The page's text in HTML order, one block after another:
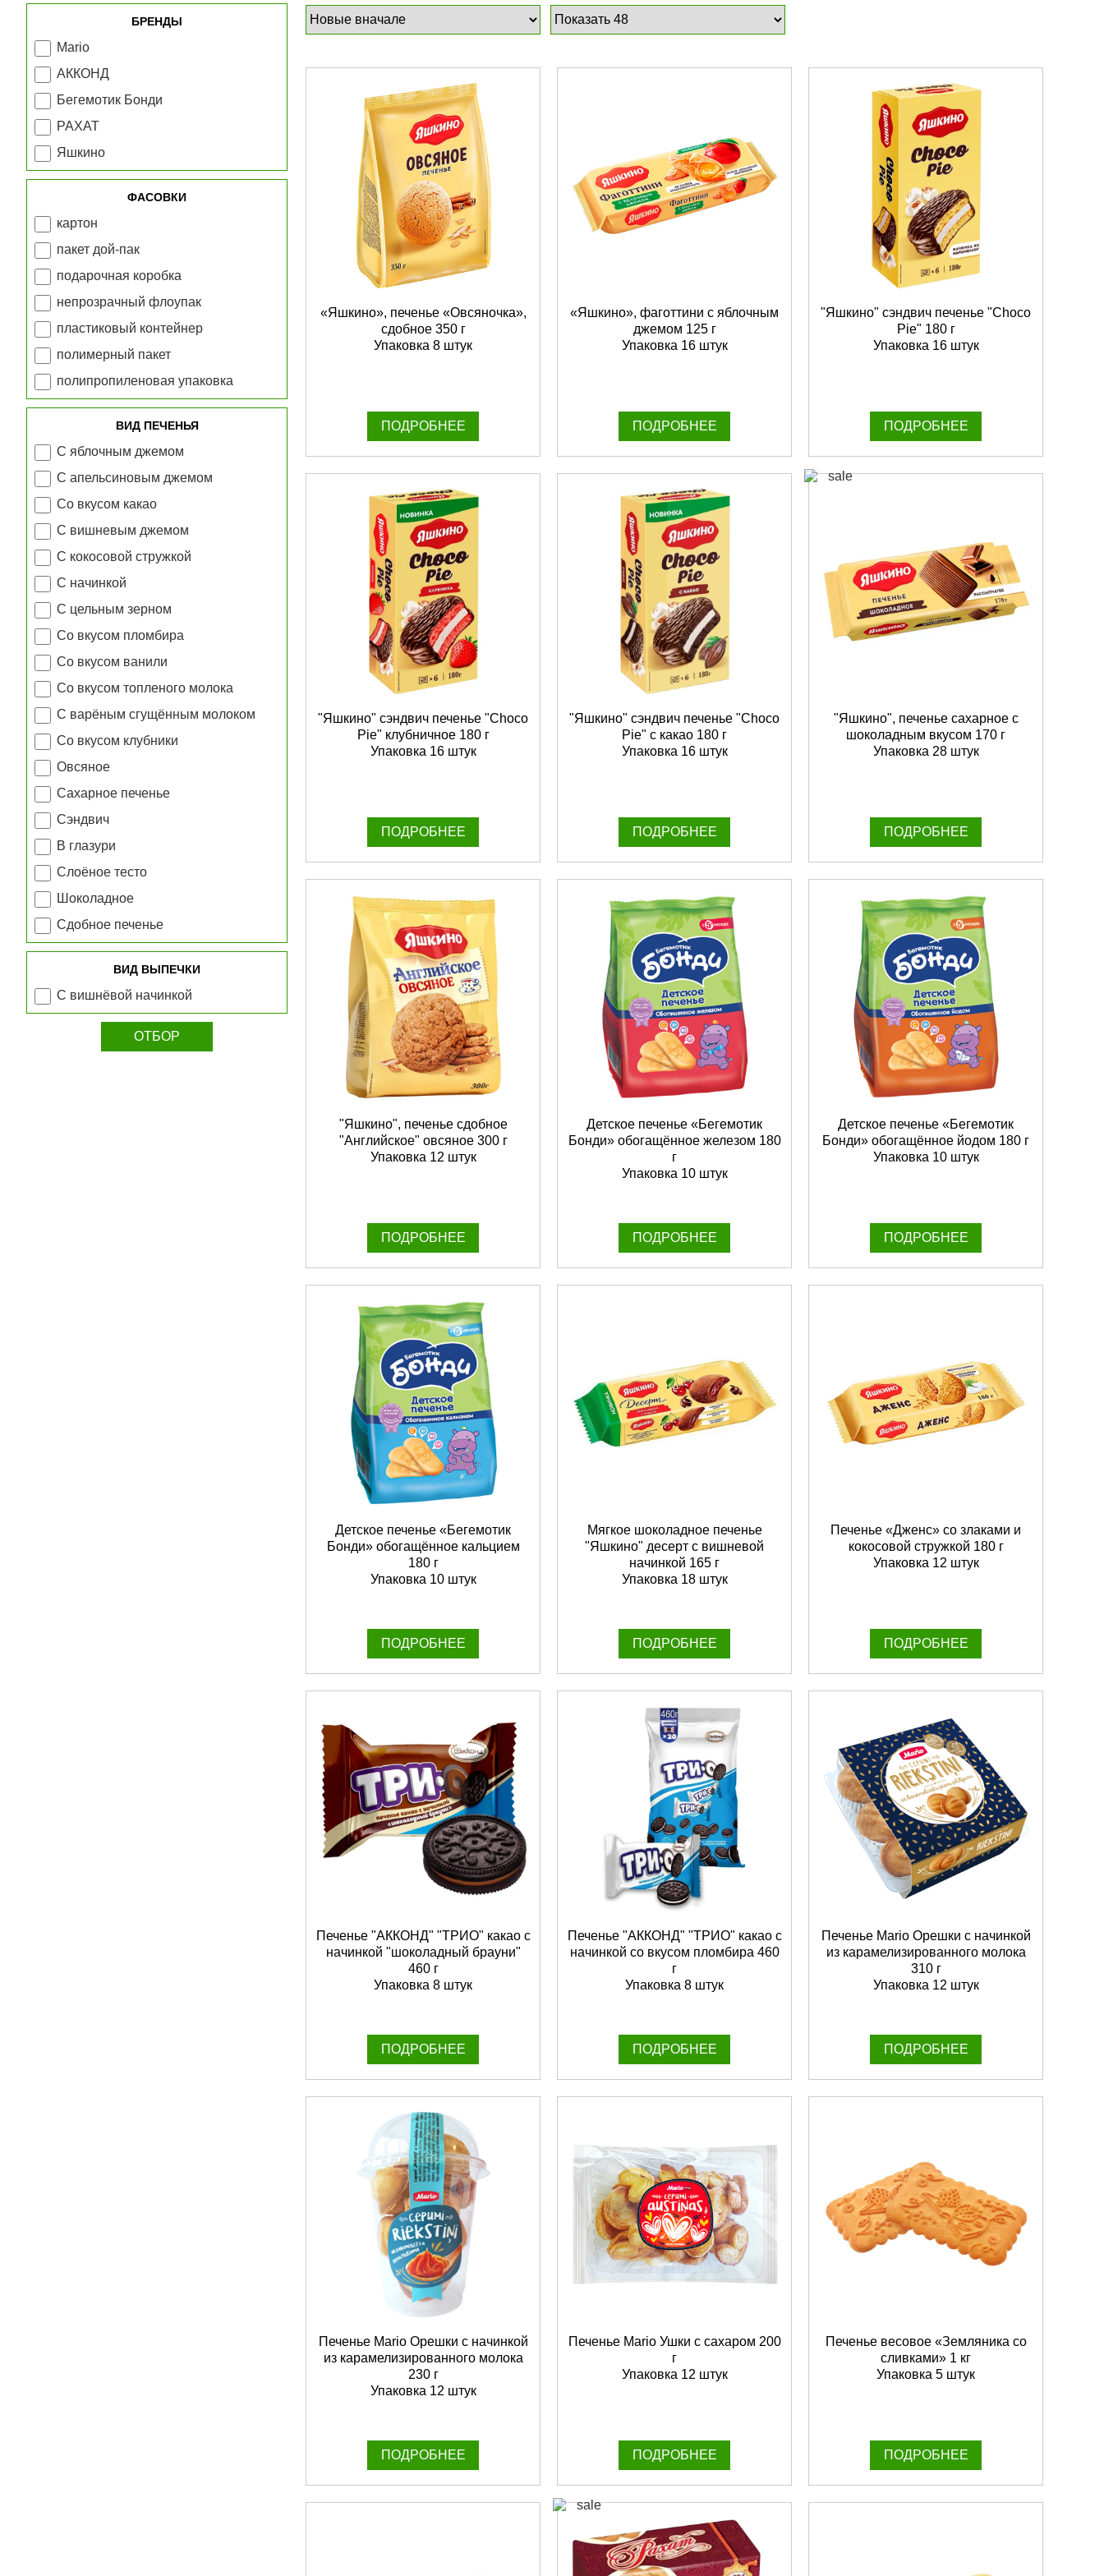
БРЕНДЫ
Mario
АККОНД
Бегемотик Бонди
РАХАТ
Яшкино
ФАСОВКИ
картон
пакет дой-пак
подарочная коробка
непрозрачный флоупак
пластиковый контейнер
полимерный пакет
полипропиленовая упаковка
ВИД ПЕЧЕНЬЯ
С яблочным джемом
С апельсиновым джемом
Cо вкусом какао
С вишневым джемом
С кокосовой стружкой
С начинкой
С цельным зерном
Со вкусом пломбира
Со вкусом ванили
Со вкусом топленого молока
С варёным сгущённым молоком
Со вкусом клубники
Овсяное
Сахарное печенье
Сэндвич
В глазури
Слоёное тесто
Шоколадное
Сдобное печенье
ВИД ВЫПЕЧКИ
С вишнёвой начинкой
«Яшкино», печенье «Овсяночка»,
сдобное 350 г
Упаковка 8 штук
ПОДРОБНЕЕ
«Яшкино», фаготтини с яблочным
джемом 125 г
Упаковка 16 штук
ПОДРОБНЕЕ
"Яшкино" сэндвич печенье "Choco
Pie" 180 г
Упаковка 16 штук
ПОДРОБНЕЕ
"Яшкино" сэндвич печенье "Choco
Pie" клубничное 180 г
Упаковка 16 штук
ПОДРОБНЕЕ
"Яшкино" сэндвич печенье "Choco
Pie" с какао 180 г
Упаковка 16 штук
ПОДРОБНЕЕ
"Яшкино", печенье сахарное с
шоколадным вкусом 170 г
Упаковка 28 штук
ПОДРОБНЕЕ
"Яшкино", печенье сдобное
"Английское" овсяное 300 г
Упаковка 12 штук
ПОДРОБНЕЕ
Детское печенье «Бегемотик
Бонди» обогащённое железом 180
г
Упаковка 10 штук
ПОДРОБНЕЕ
Детское печенье «Бегемотик
Бонди» обогащённое йодом 180 г
Упаковка 10 штук
ПОДРОБНЕЕ
Детское печенье «Бегемотик
Бонди» обогащённое кальцием
180 г
Упаковка 10 штук
ПОДРОБНЕЕ
Мягкое шоколадное печенье
"Яшкино" десерт с вишневой
начинкой 165 г
Упаковка 18 штук
ПОДРОБНЕЕ
Печенье «Дженс» со злаками и
кокосовой стружкой 180 г
Упаковка 12 штук
ПОДРОБНЕЕ
Печенье "АККОНД" "ТРИО" какао с
начинкой "шоколадный брауни"
460 г
Упаковка 8 штук
ПОДРОБНЕЕ
Печенье "АККОНД" "ТРИО" какао с
начинкой со вкусом пломбира 460
г
Упаковка 8 штук
ПОДРОБНЕЕ
Печенье Mario Орешки с начинкой
из карамелизированного молока
310 г
Упаковка 12 штук
ПОДРОБНЕЕ
Печенье Mario Орешки с начинкой
из карамелизированного молока
230 г
Упаковка 12 штук
ПОДРОБНЕЕ
Печенье Mario Ушки с сахаром 200
г
Упаковка 12 штук
ПОДРОБНЕЕ
Печенье весовое «Земляника со
сливками» 1 кг
Упаковка 5 штук
ПОДРОБНЕЕ